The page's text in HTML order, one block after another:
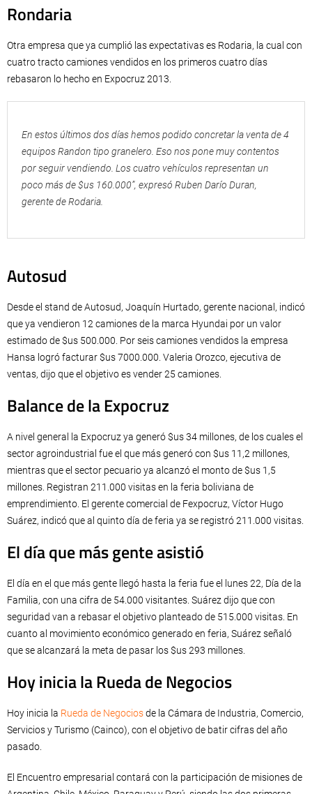
Rondaria
Otra empresa que ya cumplió las expectativas es Rodaria, la cual con
cuatro tracto camiones vendidos en los primeros cuatro días
rebasaron lo hecho en Expocruz 2013.
En estos últimos dos días hemos podido concretar la venta de 4
equipos Randon tipo granelero. Eso nos pone muy contentos
por seguir vendiendo. Los cuatro vehículos representan un
poco más de $us 160.000”, expresó Ruben Darío Duran,
gerente de Rodaria.
Autosud
Desde el stand de Autosud, Joaquín Hurtado, gerente nacional, indicó
que ya vendieron 12 camiones de la marca Hyundai por un valor
estimado de $us 500.000. Por seis camiones vendidos la empresa
Hansa logró facturar $us 7000.000. Valeria Orozco, ejecutiva de
ventas, dijo que el objetivo es vender 25 camiones.
Balance de la Expocruz
A nivel general la Expocruz ya generó $us 34 millones, de los cuales el
sector agroindustrial fue el que más generó con $us 11,2 millones,
mientras que el sector pecuario ya alcanzó el monto de $us 1,5
millones. Registran 211.000 visitas en la feria boliviana de
emprendimiento. El gerente comercial de Fexpocruz, Víctor Hugo
Suárez, indicó que al quinto día de feria ya se registró 211.000 visitas.
El día que más gente asistió
El día en el que más gente llegó hasta la feria fue el lunes 22, Día de la
Familia, con una cifra de 54.000 visitantes. Suárez dijo que con
seguridad van a rebasar el objetivo planteado de 515.000 visitas. En
cuanto al movimiento económico generado en feria, Suárez señaló
que se alcanzará la meta de pasar los $us 293 millones.
Hoy inicia la Rueda de Negocios
Hoy inicia la Rueda de Negociosde la Cámara de Industria, Comercio,
Servicios y Turismo (Cainco), con el objetivo de batir cifras del año
pasado.
El Encuentro empresarial contará con la participación de misiones de